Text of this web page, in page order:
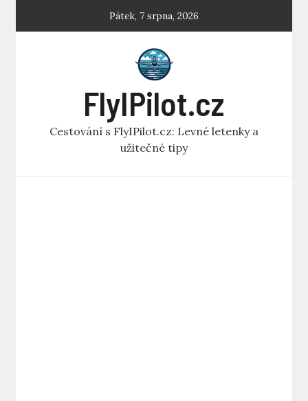
Pátek, 7 srpna, 2026
FlyIPilot.cz
Cestování s FlyIPilot.cz: Levné letenky a
užitečné tipy